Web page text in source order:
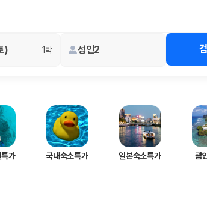
업체의 조건을 한 화면에서 비교해 사용자가 자신
) 1박 성인2
가 국내숙소특가 일본숙소특가 괌